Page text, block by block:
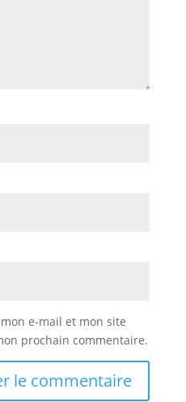
e-mail et mon site
prochain commentaire.